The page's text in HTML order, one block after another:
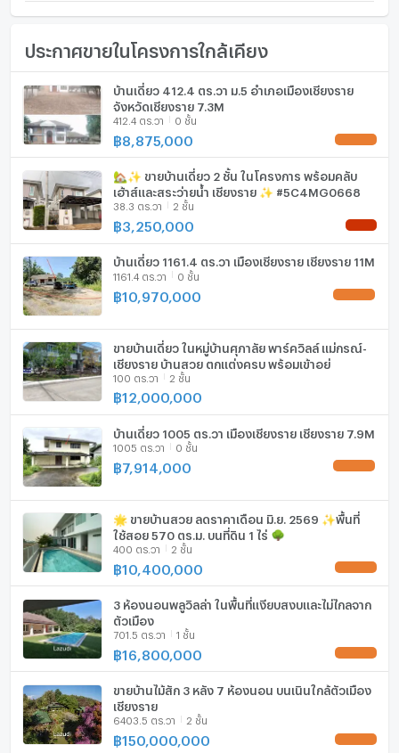
Beautifully decorated two-storey house for sale on 66
square wah (264 sqm) of land, 4 bedrooms, 4
bathrooms, each room has a beautiful and large
balcony. Above the car park is a large balcony can be
used for a variety. For example put dining table or
party with the family. and also opposite Chiang Rai
Bus Terminal 2 (New Bus Terminal) Travel comfortably
Selling price 6,000,000 baht.
Nearby
Chiang Rai Bus Terminal 2 (New Bus Terminal) (900 m)
Central Chiang Rai (5.1 km)
Big C Chiang Rai (4.4 km)
Singha Park (11.9 km)
Wat Rong Khun (7.3 km)
Chiang Rai Prachanukroh Hospital (6.6 km)
#รับฝากขายบ้าน #houseforsaleChiangRai
#รับฝากขายที่ดิน #houseforrentChiangRai
#ขายบ้านเชียงราย #landforsaleChiangRai
#เช่าที่ดินเชียงราย #realestateChiangRai
#ขายที่ดินเชียงราย
#รับฝากปล่อยบ้านเช่า
#บ้านและที่ดินเชียงราย
#อสังหาริมทรัพย์เชียงราย
#LannaKey
Website : www.lannakey.com
จำนวนชั้น 2 ชั้น
จำนวนห้องนอน
ขนาดที่ดิน
พื้นที่ใช้สอย (ตร.ม.)
จำนวนพื้นที่จอดรถ (คัน) 1 คัน
การตกแต่ง
เฟอร์นิเจอร์
โทรศัพท์บ้าน
เครื่องปรับอากาศ
เครื่องทำน้ำร้อน/น้ำอุ่น
ประตูห้องระบบ digital lock
อ่างอาบน้ำ
TV
เตาปรุงอาหาร
ตู้เย็น
เครื่องดูดควัน
ลิฟท์
ที่จอดรถ
ที่จอดรถจักรยานยนต์
มีอินเตอร์เน็ตไร้สาย (Wi-Fi) ในห้องพัก
กล้องวงจรปิด (CCTV)
สระว่ายน้ำ
โรงยิม / ฟิตเนส
ห้องซาวน่า
ห้องสตรีม
EV-Charger
เครื่องซักผ้า
ไมโครเวฟ
ประกาศขายในโครงการใกล้เคียง
บ้านเดี่ยว 412.4 ตร.วา ม.5 อำเภอเมืองเชียงราย
จังหวัดเชียงราย 7.3M
412.4 ตร.วา 0 ชั้น
฿8,875,000
🏡✨ ขายบ้านเดี่ยว 2 ชั้น ในโครงการ พร้อมคลับ
เฮ้าส์และสระว่ายน้ำ เชียงราย ✨ #5C4MG0668
38.3 ตร.วา 2 ชั้น
฿3,250,000
บ้านเดี่ยว 1161.4 ตร.วา เมืองเชียงราย เชียงราย 11M
1161.4 ตร.วา 0 ชั้น
฿10,970,000
ขายบ้านเดี่ยว ในหมู่บ้านศุภาลัย พาร์ควิลล์ แม่กรณ์-
เชียงราย บ้านสวย ตกแต่งครบ พร้อมเข้าอยู่
100 ตร.วา 2 ชั้น
฿12,000,000
บ้านเดี่ยว 1005 ตร.วา เมืองเชียงราย เชียงราย 7.9M
1005 ตร.วา 0 ชั้น
฿7,914,000
🌟 ขายบ้านสวย ลดราคาเดือน มิ.ย. 2569 ✨พื้นที่
ใช้สอย 570 ตร.ม. บนที่ดิน 1 ไร่ 🌳
400 ตร.วา 2 ชั้น
฿10,400,000
3 ห้องนอนพลูวิลล่า ในพื้นที่เเงียบสงบและไม่ไกลจาก
ตัวเมือง
701.5 ตร.วา 1 ชั้น
฿16,800,000
ขายบ้านไม้สัก 3 หลัง 7 ห้องนอน บนเนินใกล้ตัวเมือง
เชียงราย
6403.5 ตร.วา 2 ชั้น
฿150,000,000